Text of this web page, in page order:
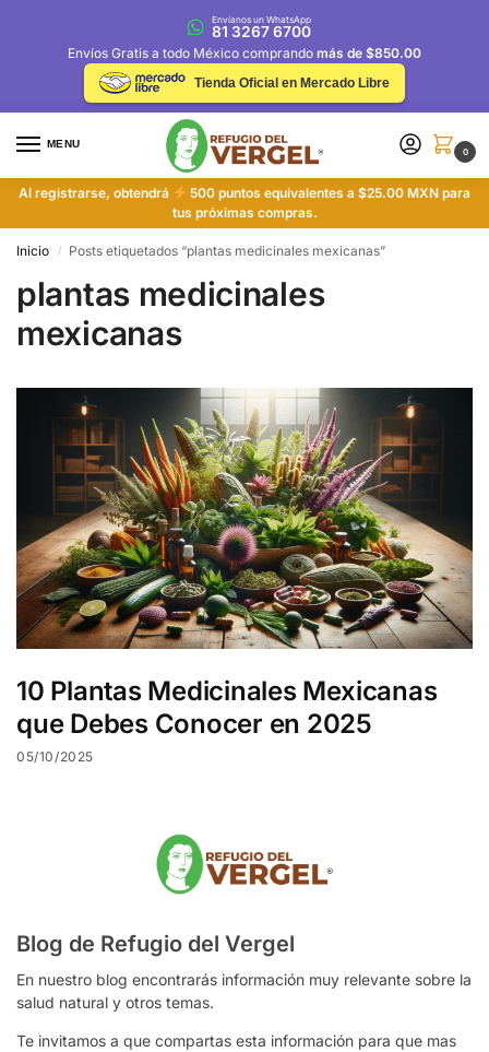
Envíanos un WhatsApp
81 3267 6700
Envíos Gratis a todo México comprando más de $850.00
Tienda Oficial en Mercado Libre
MENU
0
Al registrarse, obtendrá
500 puntos equivalentes a $25.00 MXN para
tus próximas compras.
Inicio / Posts etiquetados “plantas medicinales mexicanas”
plantas medicinales
mexicanas
10 Plantas Medicinales Mexicanas
que Debes Conocer en 2025
05/10/2025
Blog de Refugio del Vergel
En nuestro blog encontrarás información muy relevante sobre la
salud natural y otros temas.
Te invitamos a que compartas esta información para que mas